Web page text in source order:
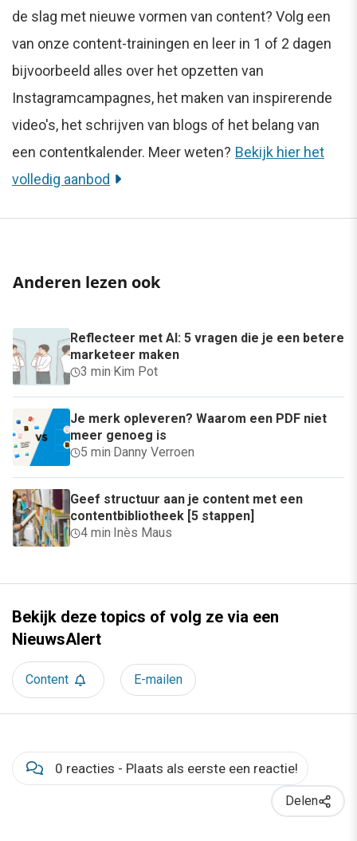
de slag met nieuwe vormen van content? Volg een
van onze content-trainingen en leer in 1 of 2 dagen
bijvoorbeeld alles over het opzetten van
Instagramcampagnes, het maken van inspirerende
video's, het schrijven van blogs of het belang van
een contentkalender. Meer weten? Bekijk hier het
volledig aanbod
Anderen lezen ook
Reflecteer met AI: 5 vragen die je een betere
marketeer maken
3 min· Kim Pot
Je merk opleveren? Waarom een PDF niet
meer genoeg is
5 min· Danny Verroen
Geef structuur aan je content met een
contentbibliotheek [5 stappen]
4 min· Inès Maus
Bekijk deze topics of volg ze via een
NieuwsAlert
Content E-mailen
0 reacties - Plaats als eerste een reactie!
Delen